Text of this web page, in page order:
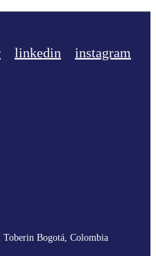
linkedin instagram
Bogotá, Colombia